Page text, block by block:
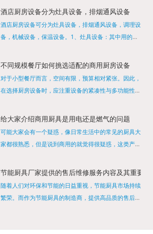
酒店厨房设备分为灶具设备，排烟通风设备
酒店厨房设备可分为灶具设备，排烟通风设备，调理设
备，机械设备，保温设备。1、灶具设备：其中用的较
缺少的，经过相关检测证明的合格设备才能进行使用，
不同规模餐厅如何挑选适配的商用厨房设备
对于小型餐厅而言，空间有限，预算相对紧张。因此，
在选择厨房设备时，应注重设备的紧凑性与多功能性。
烹饪设备，既能节省空间，又能满足多样化的烹饪需
给大家介绍商用厨具是用电还是燃气的问题
可能大家会有一个疑惑，像日常生活中的常见的厨具大
家都很熟悉，但是说到商用的就觉得很疑惑，这类产品
店用的就是商用的吗?还真别说，真被大家猜对了，这
节能厨具厂家提供的售后维修服务内容及其重要性
随着人们对环保和节能的日益重视，节能厨具市场持续
繁荣。而作为节能厨具的制造商，提供高品质的售后维